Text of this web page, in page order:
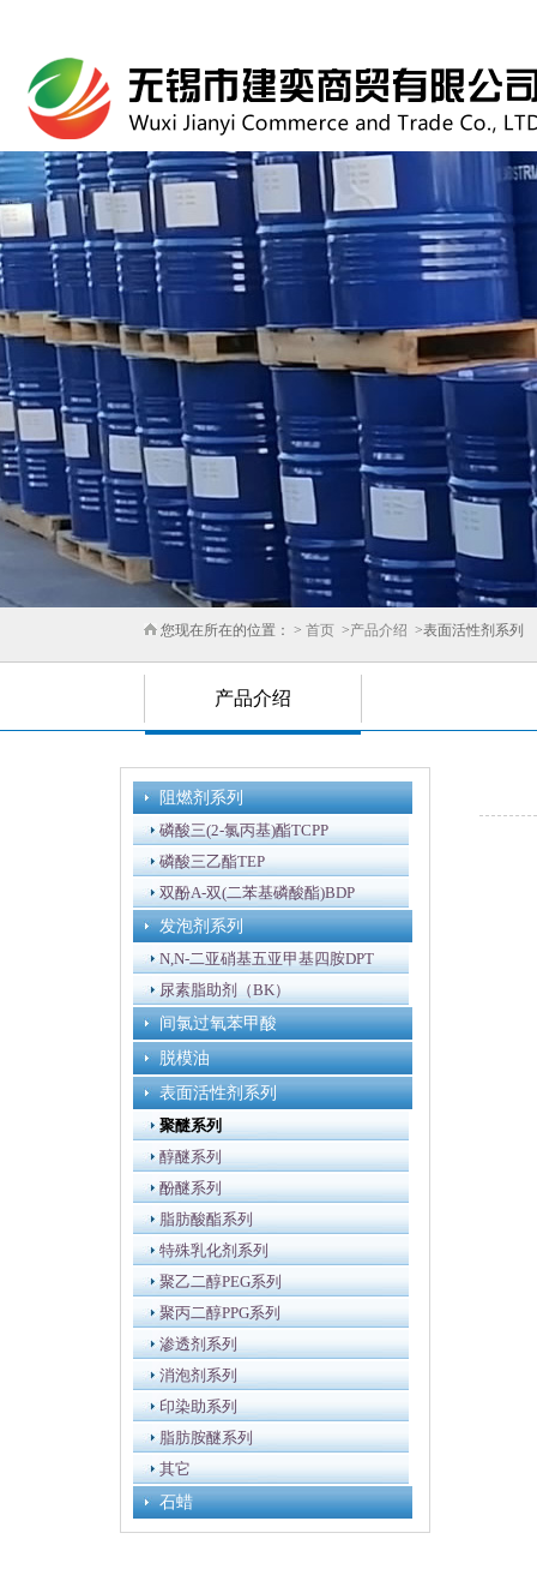
您现在所在的位置： > 首页 >产品介绍 >表面活性剂系列
产品介绍
阻燃剂系列
磷酸三(2-氯丙基)酯TCPP
磷酸三乙酯TEP
双酚A-双(二苯基磷酸酯)BDP
发泡剂系列
N,N-二亚硝基五亚甲基四胺DPT
尿素脂助剂（BK）
间氯过氧苯甲酸
脱模油
表面活性剂系列
聚醚系列
醇醚系列
酚醚系列
脂肪酸酯系列
特殊乳化剂系列
聚乙二醇PEG系列
聚丙二醇PPG系列
渗透剂系列
消泡剂系列
印染助系列
脂肪胺醚系列
其它
石蜡